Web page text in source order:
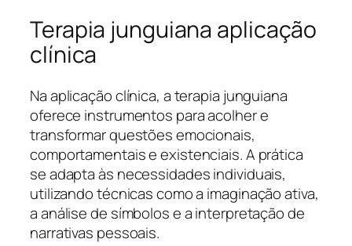
Terapia junguiana aplicação
clínica
Na aplicação clínica, a terapia junguiana
oferece instrumentos para acolher e
transformar questões emocionais,
comportamentais e existenciais. A prática
se adapta às necessidades individuais,
utilizando técnicas como a imaginação ativa,
a análise de símbolos e a interpretação de
narrativas pessoais.